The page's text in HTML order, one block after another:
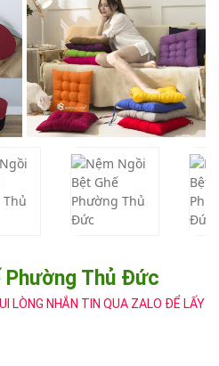
Phường Thủ Đức
LÒNG NHẮN TIN QUA ZALO ĐỂ LẤY